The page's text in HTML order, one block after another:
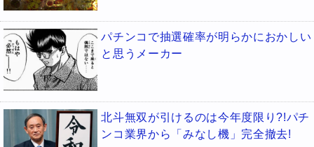
パチンコで抽選確率が明らかにおかしい
と思うメーカー
北斗無双が引けるのは今年度限り?!パチ
ンコ業界から「みなし機」完全撤去!